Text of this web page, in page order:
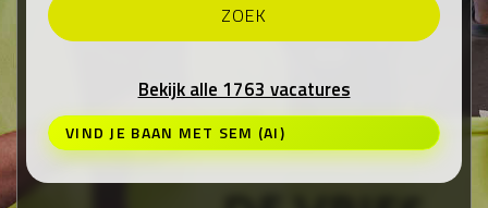
Bekijk alle 1763 vacatures
VIND JE BAAN MET SEM (AI)